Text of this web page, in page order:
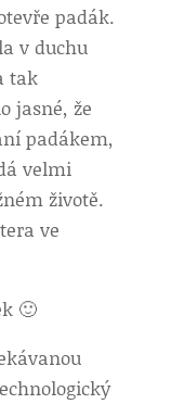
padák.
v duchu
tak
jasné, že
padákem,
velmi
životě.
ve
🙂